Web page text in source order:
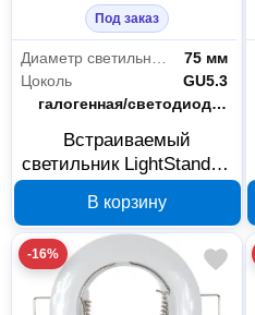
Под заказ
75 мм
Цоколь
GU5.3
Тип лампы
галогенная/светодиодная
Встраиваемый
светильник LightStandart
GU5.3 хром IT8094
В корзину
-16%